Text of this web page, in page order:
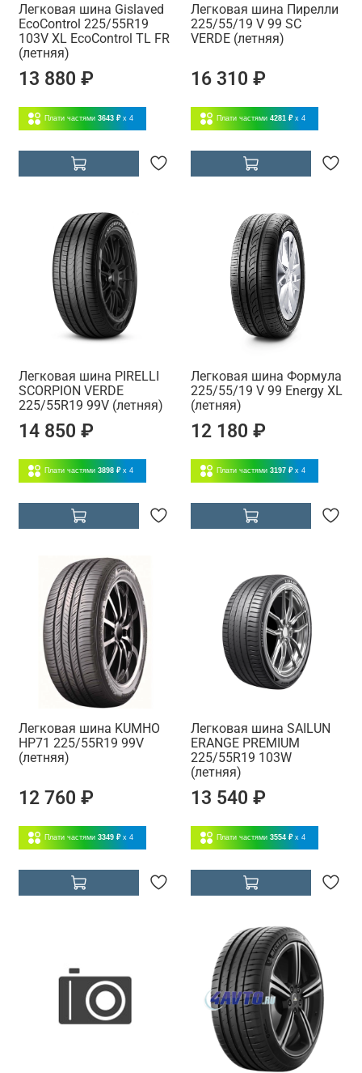
Легковая шина Gislaved
EcoControl 225/55R19
103V XL EcoControl TL FR
(летняя)
13 880 ₽
Плати частями 3643 ₽ x 4
Легковая шина Пирелли
225/55/19 V 99 SC
VERDE (летняя)
16 310 ₽
Плати частями 4281 ₽ x 4
Легковая шина PIRELLI
SCORPION VERDE
225/55R19 99V (летняя)
14 850 ₽
Плати частями 3898 ₽ x 4
Легковая шина Формула
225/55/19 V 99 Energy XL
(летняя)
12 180 ₽
Плати частями 3197 ₽ x 4
Легковая шина KUMHO
HP71 225/55R19 99V
(летняя)
12 760 ₽
Плати частями 3349 ₽ x 4
Легковая шина SAILUN
ERANGE PREMIUM
225/55R19 103W
(летняя)
13 540 ₽
Плати частями 3554 ₽ x 4